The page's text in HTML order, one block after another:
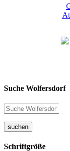
Suche Wolfersdorf
suchen
Schriftgröße